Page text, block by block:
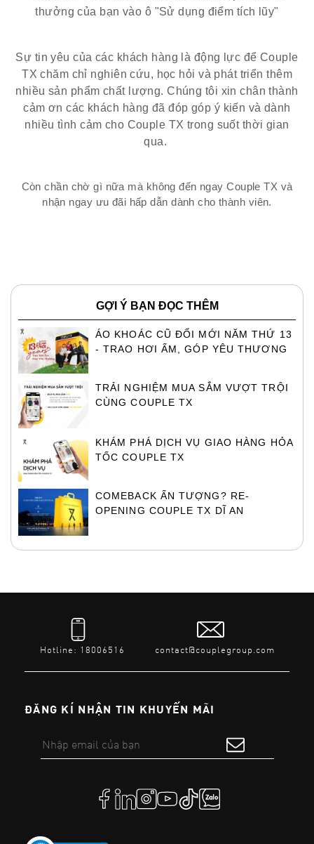
thưởng của bạn vào ô "Sử dụng điểm tích lũy"
Sự tin yêu của các khách hàng là động lực để Couple
TX chăm chỉ nghiên cứu, học hỏi và phát triển thêm
nhiều sản phẩm chất lượng. Chúng tôi xin chân thành
cảm ơn các khách hàng đã đóp góp ý kiến và dành
nhiều tình cảm cho Couple TX trong suốt thời gian
qua.
Còn chần chờ gì nữa mà không đến ngay Couple TX và
nhận ngay ưu đãi hấp dẫn dành cho thành viên.
GỢI Ý BẠN ĐỌC THÊM
ÁO KHOÁC CŨ ĐỔI MỚI NĂM THỨ 13
- TRAO HƠI ẤM, GÓP YÊU THƯƠNG
TRẢI NGHIỆM MUA SẮM VƯỢT TRỘI
CÙNG COUPLE TX
KHÁM PHÁ DỊCH VỤ GIAO HÀNG HỎA
TỐC COUPLE TX
COMEBACK ẤN TƯỢNG? RE-
OPENING COUPLE TX DĨ AN
Hotline: 18006516 contact@couplegroup.com
ĐĂNG KÍ NHẬN TIN KHUYẾN MÃI